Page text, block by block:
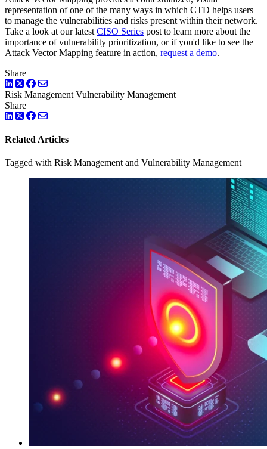
representation of one of the many ways in which CTD helps users
to manage the vulnerabilities and risks present within their network.
Take a look at our latest CISO Series post to learn more about the
importance of vulnerability prioritization, or if you'd like to see the
Attack Vector Mapping feature in action, request a demo.
Share
LinkedIn
TwitterFacebook
Risk Management Vulnerability Management
Share
LinkedIn
TwitterFacebook
Related Articles
Tagged with Risk Management and Vulnerability Management